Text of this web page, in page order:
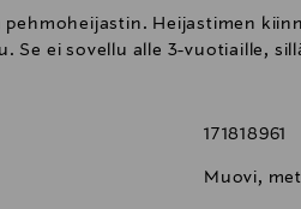
Heijastimen
Se ei sovellu alle 3-vuotiaille,
171818961
Muovi,